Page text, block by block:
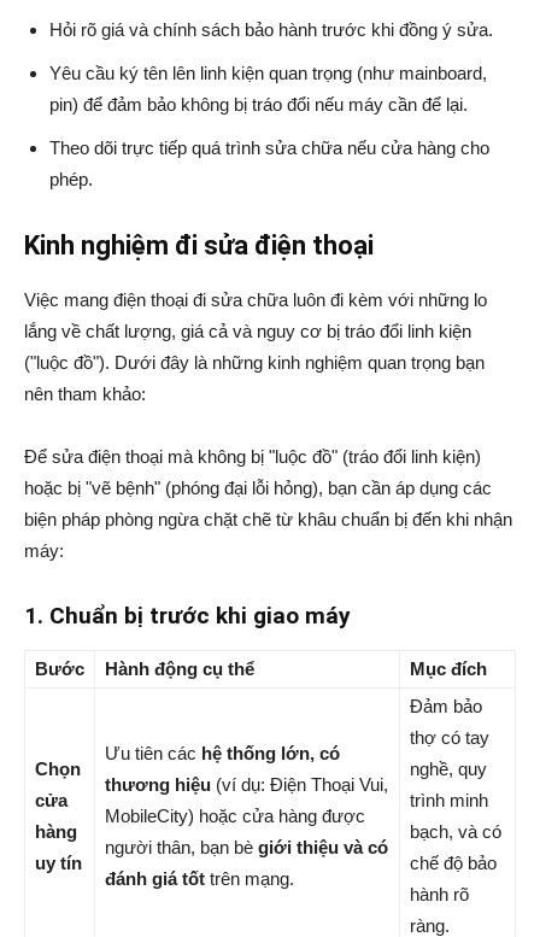
Hỏi rõ giá và chính sách bảo hành trước khi đồng ý sửa.
Yêu cầu ký tên lên linh kiện quan trọng (như mainboard,
pin) để đảm bảo không bị tráo đổi nếu máy cần để lại.
Theo dõi trực tiếp quá trình sửa chữa nếu cửa hàng cho
phép.
Kinh nghiệm đi sửa điện thoại
Việc mang điện thoại đi sửa chữa luôn đi kèm với những lo
lắng về chất lượng, giá cả và nguy cơ bị tráo đổi linh kiện
("luộc đồ"). Dưới đây là những kinh nghiệm quan trọng bạn
nên tham khảo:
Để sửa điện thoại mà không bị "luộc đồ" (tráo đổi linh kiện)
hoặc bị "vẽ bệnh" (phóng đại lỗi hỏng), bạn cần áp dụng các
biện pháp phòng ngừa chặt chẽ từ khâu chuẩn bị đến khi nhận
máy:
1. Chuẩn bị trước khi giao máy
Bước Hành động cụ thể Mục đích
Chọn
cửa
hàng
uy tín
Ưu tiên các hệ thống lớn, có
thương hiệu (ví dụ: Điện Thoại Vui,
MobileCity) hoặc cửa hàng được
người thân, bạn bè giới thiệu và có
đánh giá tốt trên mạng.
Đảm bảo
thợ có tay
nghề, quy
trình minh
bạch, và có
chế độ bảo
hành rõ
ràng.